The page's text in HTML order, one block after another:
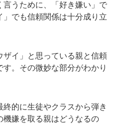
言うために、「好き嫌い」で
でも信頼関係は十分成り立
イ」と思っている親と信頼
。その微妙な部分がわかり
的に生徒やクラスから弾き
嫌を取る親はどうなるの